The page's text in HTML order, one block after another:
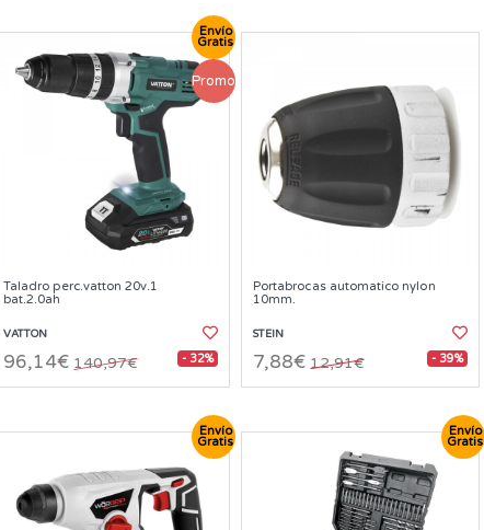
Envío
Gratis
Promo
Taladro perc.vatton 20v.1
bat.2.0ah
VATTON
96,14€ 140,97€ - 32%
Portabrocas automatico nylon
10mm.
STEIN
7,88€ 12,91€ - 39%
Envío
Gratis
Envío
Gratis